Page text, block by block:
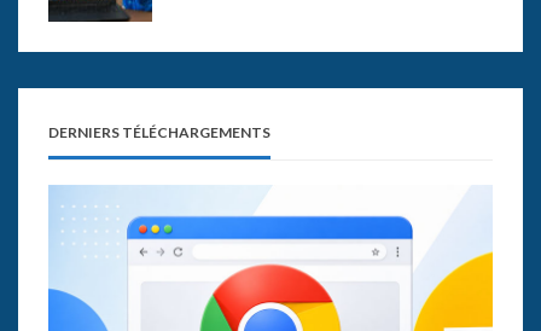
DERNIERS TÉLÉCHARGEMENTS